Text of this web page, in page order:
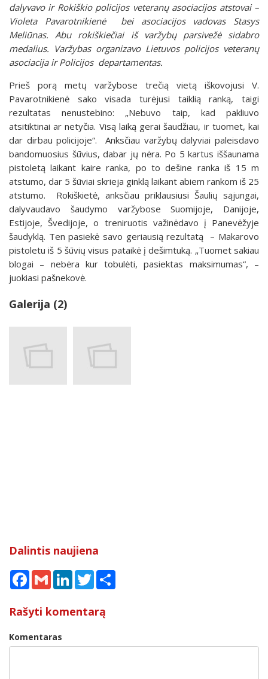
dalyvavo ir Rokiškio policijos veteranų asociacijos atstovai –
Violeta Pavarotnikienė bei asociacijos vadovas Stasys
Meliūnas. Abu rokiškiečiai iš varžybų parsivežė sidabro
medalius. Varžybas organizavo Lietuvos policijos veteranų
asociacija ir Policijos departamentas.
Prieš porą metų varžybose trečią vietą iškovojusi V.
Pavarotnikienė sako visada turėjusi taiklią ranką, taigi
rezultatas nenustebino: „Nebuvo taip, kad pakliuvo
atsitiktinai ar netyčia. Visą laiką gerai šaudžiau, ir tuomet, kai
dar dirbau policijoje“. Anksčiau varžybų dalyviai paleisdavo
bandomuosius šūvius, dabar jų nėra. Po 5 kartus iššaunama
pistoletą laikant kaire ranka, po to dešine ranka iš 15 m
atstumo, dar 5 šūviai skrieja ginklą laikant abiem rankom iš 25
atstumo. Rokiškietė, anksčiau priklausiusi Šaulių sąjungai,
dalyvaudavo šaudymo varžybose Suomijoje, Danijoje,
Estijoje, Švedijoje, o treniruotis važinėdavo į Panevėžyje
šaudyklą. Ten pasiekė savo geriausią rezultatą – Makarovo
pistoletu iš 5 šūvių visus pataikė į dešimtuką. „Tuomet sakiau
blogai – nebėra kur tobulėti, pasiektas maksimumas“, –
juokiasi pašnekovė.
Galerija (2)
Dalintis naujiena
Facebook
Gmail LinkedInTwitter
Rašyti komentarą
Komentaras